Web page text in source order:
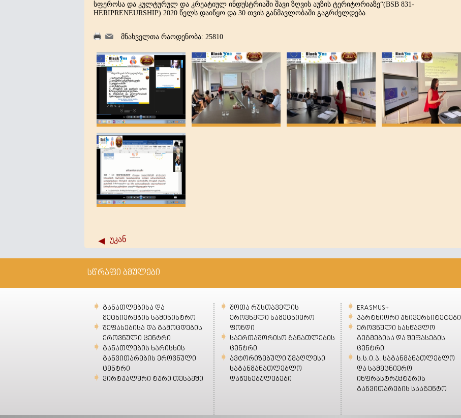
სფეროსა და კულტურულ და კრეატიულ ინდუსტრიაში შავი ზღვის აუზის ტერიტორიაზე“(BSB 831-
HERIPRENEURSHIP) 2020 წელს დაიწყო და 30 თვის განმავლობაში გაგრძელდება.
მნახველთა რაოდენობა: 25810
უკან
სწრაფი ბმულები
განათლებისა და
მეცნიერების სამინისტრო
შეფასებისა და გამოცდების
ეროვნული ცენტრი
განათლების ხარისხის
განვითარების ეროვნული
ცენტრი
ვირტუალური ტური თესაუში
შოთა რუსთაველის
ეროვნული სამეცნიერო
ფონდი
საერთაშორისო განათლების
ცენტრი
ავტორიზებული უმაღლესი
საგანმანათლებლო
დაწესებულებები
ERASMUS+
პარტნიორი უნივერსიტეტები
ეროვნული სასწავლო
გეგმებისა და შეფასების
ცენტრი
ს.ს.ი.პ. საგანმანათლებლო
და სამეცნიერო
ინფრასტრუქტურის
განვითარების სააგენტო